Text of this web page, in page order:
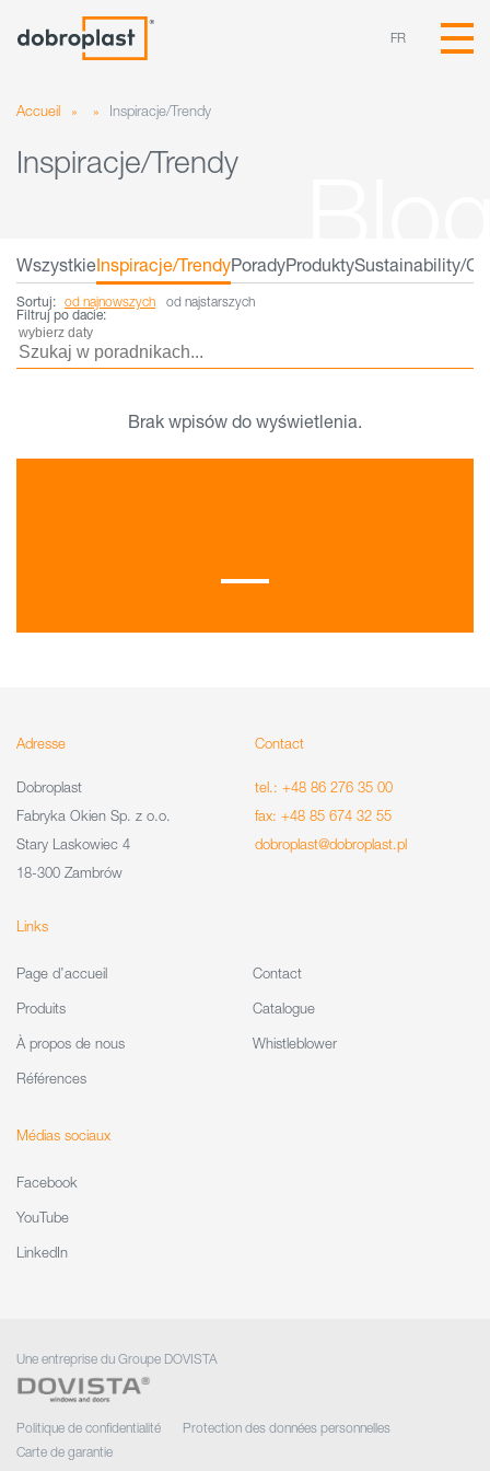
FR
Accueil » » Inspiracje/Trendy
Inspiracje/Trendy
WszystkieInspiracje/TrendyPoradyProduktySustainability/
Sortuj: od najnowszych
od najstarszych
Filtruj po dacie:
Brak wpisów do wyświetlenia.
Adresse
Dobroplast
Fabryka Okien Sp. z o.o.
Stary Laskowiec 4
18-300 Zambrów
Contact
tel.: +48 86 276 35 00
fax: +48 85 674 32 55
dobroplast@dobroplast.pl
Links
Page d’accueil
Produits
À propos de nous
Références
Contact
Catalogue
Whistleblower
Médias sociaux
Facebook
YouTube
LinkedIn
Une entreprise du Groupe DOVISTA
Politique de confidentialité
Protection des données personnelles
Carte de garantie